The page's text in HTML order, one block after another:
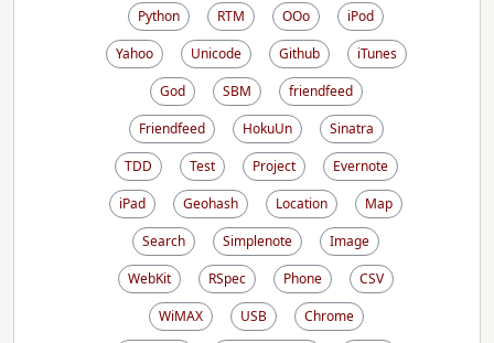
Python
RTM OOo
iPod
Yahoo
Unicode Github
iTunes
God
SBM
friendfeed
Friendfeed
HokuUn
Sinatra
TDD
Test Project
Evernote
iPad
Geohash Location
Map
Search
Simplenote
Image
WebKit
RSpec Phone
CSV
WiMAX
USB
Chrome